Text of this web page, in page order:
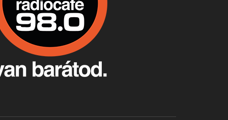
Apr 9, 2026 • 00:37:17